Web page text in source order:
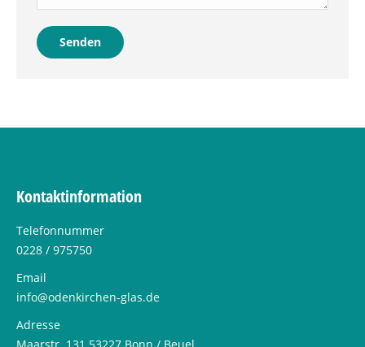
Senden
Kontaktinformation
Telefonnummer
0228 / 975750
Email
info@odenkirchen-glas.de
Adresse